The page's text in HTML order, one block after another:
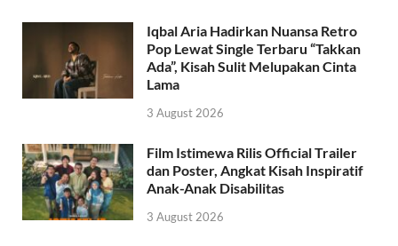
Iqbal Aria Hadirkan Nuansa Retro
Pop Lewat Single Terbaru “Takkan
Ada”, Kisah Sulit Melupakan Cinta
Lama
3 August 2026
Film Istimewa Rilis Official Trailer
dan Poster, Angkat Kisah Inspiratif
Anak-Anak Disabilitas
3 August 2026